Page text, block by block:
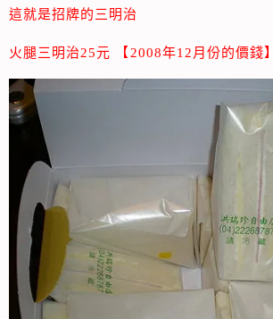
這就是招牌的三明治
火腿三明治25元 【2008年12月份的價錢】